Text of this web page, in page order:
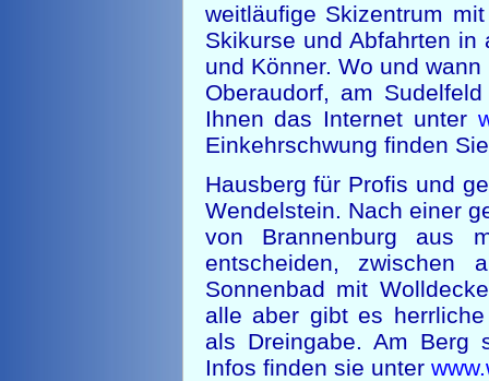
weitläufige Skizentrum
Skikurse und Abfahrten in
und Könner. Wo und
Oberaudorf, am
Ihnen das Internet unter
Einkehrschwung finden
Hausberg für Profis und
Wendelstein. Nach einer
von Brannenburg aus
entscheiden, zwischen
Sonnenbad mit
alle aber gibt es
als Dreingabe. Am Berg
Infos finden sie unter